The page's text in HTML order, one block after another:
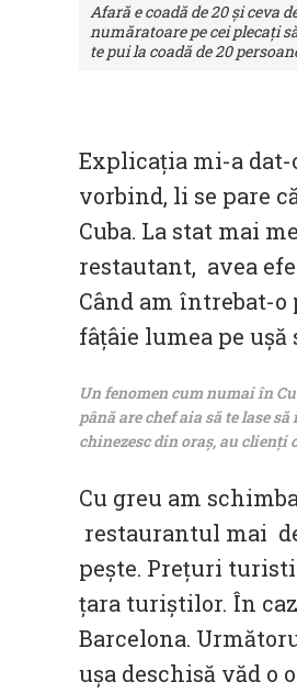
Afară e coadă de 20 și ceva
număratoare pe cei plecați
te pui la coadă de 20
Explicația mi-a dat-
vorbind, li se pare
Cuba. La stat mai
restautant, avea
Când am întrebat-o
fâțâie lumea pe
Un fenomen cum numai în
până are chef aia să te lase
chinezesc din oraș, au clienți
Cu greu am
restaurantul mai
pește. Prețuri
țara turiștilor. În
Barcelona.
ușa deschisă văd o